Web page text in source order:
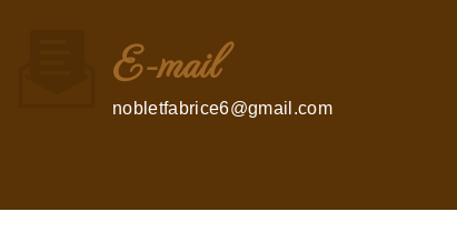
E-mail
nobletfabrice6@gmail.com